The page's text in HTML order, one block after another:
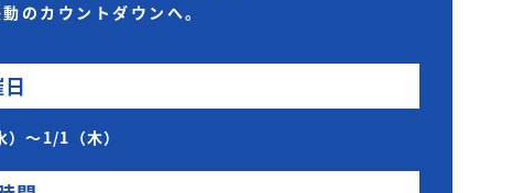
のカウントダウンへ。
〜1/1（木）